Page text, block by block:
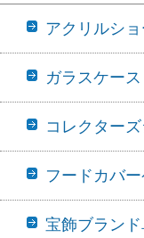
アクリルシ
ガラスケース
コレクター
フードカバ
宝飾ブラン